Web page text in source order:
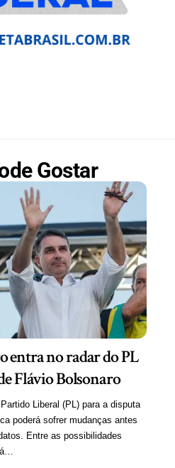
Gostar
entra no radar do PL
Flávio Bolsonaro
Liberal (PL) para a disputa
poderá sofrer mudanças antes
Entre as possibilidades